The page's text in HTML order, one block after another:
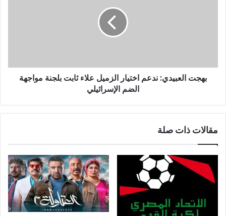
بهجت العبيدي: ندعم اختيار الزميل علاء ثابت بلجنة مواجهة
الضم الإسرائيلي
مقالات ذات صلة